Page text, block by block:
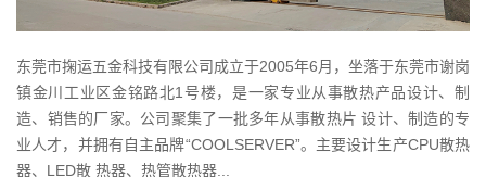
东莞市掬运五金科技有限公司成立于2005年6月，坐落于东莞市谢岗
镇金川工业区金铭路北1号楼，是一家专业从事散热产品设计、制
造、销售的厂家。公司聚集了一批多年从事散热片 设计、制造的专
业人才，并拥有自主品牌“COOLSERVER”。主要设计生产CPU散热
器、LED散 热器、热管散热器...